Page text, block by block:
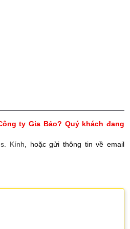
ty Gia Bảo? Quý khách đang
Kính , hoặc gửi thông tin về email